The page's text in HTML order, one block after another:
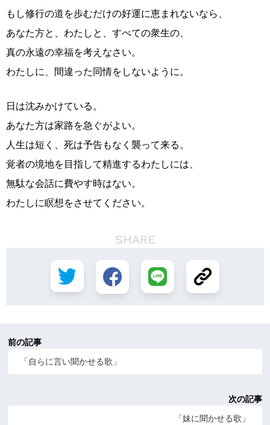
もし修行の道を歩むだけの好運に恵まれないなら、
あなた方と、わたしと、すべての衆生の、
真の永遠の幸福を考えなさい。
わたしに、間違った同情をしないように。
日は沈みかけている。
あなた方は家路を急ぐがよい。
人生は短く、死は予告もなく襲って来る。
覚者の境地を目指して精進するわたしには、
無駄な会話に費やす時はない。
わたしに瞑想をさせてください。
SHARE
前の記事
「自らに言い聞かせる歌」
次の記事
「妹に聞かせる歌」